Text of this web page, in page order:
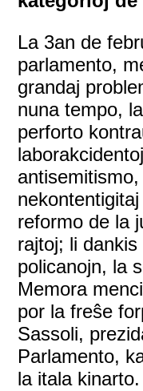
La 3an de
parlamento,
grandaj
nuna tempo,
perforto
reformo de la
rajtoj; li
policanojn, la
Memora
por la freŝe
Sassoli,
Parlamento,
la itala kinarto.